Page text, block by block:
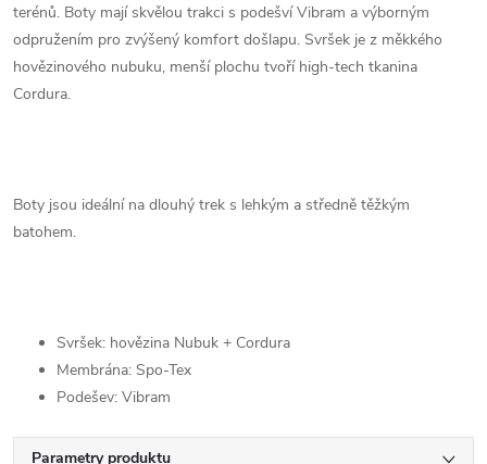
terénů. Boty mají skvělou trakci s podešví Vibram a výborným
odpružením pro zvýšený komfort došlapu. Svršek je z měkkého
hovězinového nubuku, menší plochu tvoří high-tech tkanina
Cordura.
Boty jsou ideální na dlouhý trek s lehkým a středně těžkým
batohem.
Svršek: hovězina Nubuk + Cordura
Membrána: Spo-Tex
Podešev: Vibram
Parametry produktu